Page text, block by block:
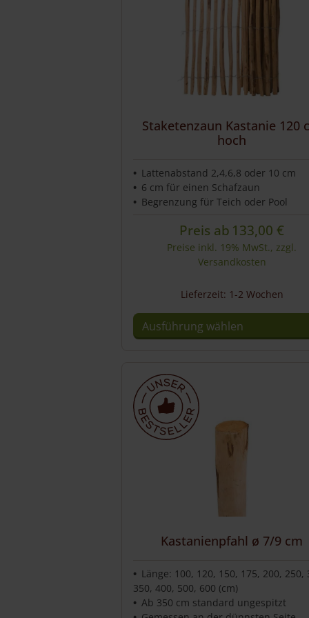
Staketenzaun Kastanie 120
hoch
Lattenabstand 2,4,6,8 oder 10 cm
6 cm für einen Schafzaun
Begrenzung für Teich oder Pool
Preis ab 133,00€
Preise inkl. 19% MwSt., zzgl.
Versandkosten
Lieferzeit: 1-2 Wochen
Ausführung wählen
weist
mehrere
Varianten
auf.
gewähltKastanienpfahl ø 7/9 cm
Länge: 100, 120, 150, 175, 200, 250,
350, 400, 500, 600 (cm)
Ab 350 cm standard ungespitzt